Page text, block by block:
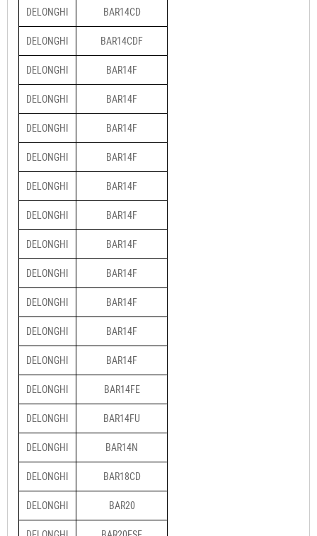
DELONGHI BAR14CD
DELONGHI BAR14CDF
DELONGHI BAR14F
DELONGHI BAR14F
DELONGHI BAR14F
DELONGHI BAR14F
DELONGHI BAR14F
DELONGHI BAR14F
DELONGHI BAR14F
DELONGHI BAR14F
DELONGHI BAR14F
DELONGHI BAR14F
DELONGHI BAR14F
DELONGHI BAR14FE
DELONGHI BAR14FU
DELONGHI BAR14N
DELONGHI BAR18CD
DELONGHI BAR20